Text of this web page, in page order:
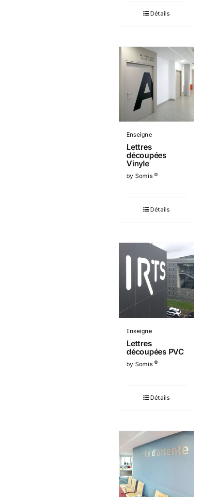
Détails
Enseigne
Lettres
découpées
Vinyle
by Somis©
Détails
Enseigne
Lettres
découpées PVC
by Somis©
Détails